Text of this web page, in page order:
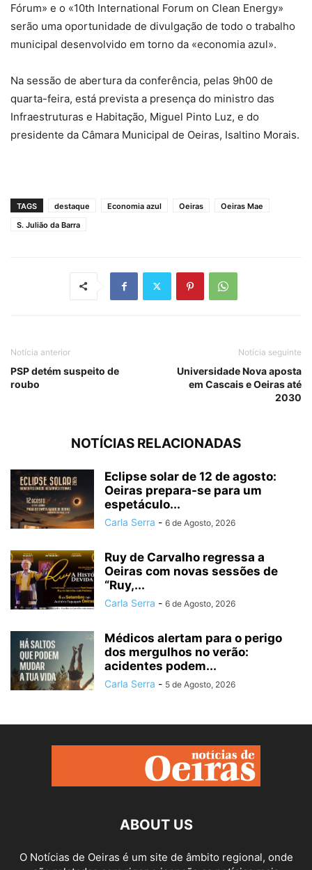
Fórum» e o «10th International Forum on Clean Energy»
serão uma oportunidade de divulgação de todo o trabalho
municipal desenvolvido em torno da «economia azul».
Na sessão de abertura da conferência, pelas 9h00 de
quarta-feira, está prevista a presença do ministro das
Infraestruturas e Habitação, Miguel Pinto Luz, e do
presidente da Câmara Municipal de Oeiras, Isaltino Morais.
TAGS destaque Economia azul Oeiras
Oeiras Mae
S. Julião da Barra
Notícia anterior
PSP detém suspeito de
roubo
Notícia seguinte
Universidade Nova aposta
em Cascais e Oeiras até
2030
NOTÍCIAS RELACIONADAS
Eclipse solar de 12 de agosto:
Oeiras prepara-se para um
espetáculo...
Carla Serra - 6 de Agosto, 2026
Ruy de Carvalho regressa a
Oeiras com novas sessões de
“Ruy,...
Carla Serra - 6 de Agosto, 2026
Médicos alertam para o perigo
dos mergulhos no verão:
acidentes podem...
Carla Serra - 5 de Agosto, 2026
ABOUT US
O Notícias de Oeiras é um site de âmbito regional, onde